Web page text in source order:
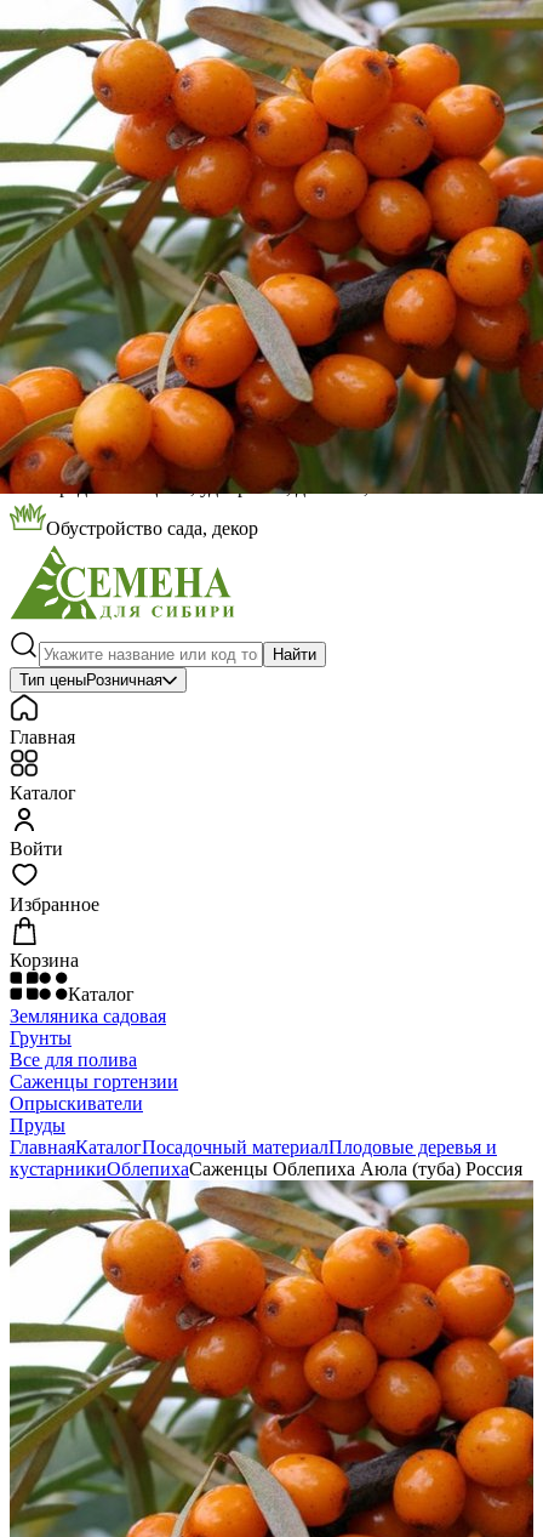
Выберите город
Обратный звонокЗаказать обратный звонок
Каталог
Семена
Грунты
Газонные травы, сидераты
Горшки, рассадники, аксессуары
Посадочный материал
Садовый инструмент, инвентарь
Консервирование
Средства защиты, удобрения, добавки, химия
Обустройство сада, декор
Найти
Тип ценыРозничная
Главная
Каталог
Войти
Избранное
Корзина
Каталог
Земляника садовая
Грунты
Все для полива
Саженцы гортензии
Опрыскиватели
Пруды
ГлавнаяКаталогПосадочный материалПлодовые деревья и
кустарникиОблепихаСаженцы Облепиха Аюла (туба) Россия